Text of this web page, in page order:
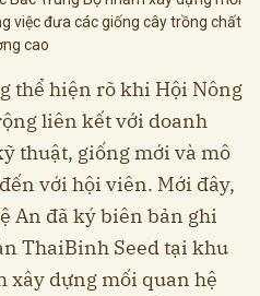
việc đưa các giống cây trồng chất
cao
thể hiện rõ khi Hội Nông
liên kết với doanh
thuật, giống mới và mô
với hội viên. Mới đây,
An đã ký biên bản ghi
ThaiBinh Seed tại khu
xây dựng mối quan hệ